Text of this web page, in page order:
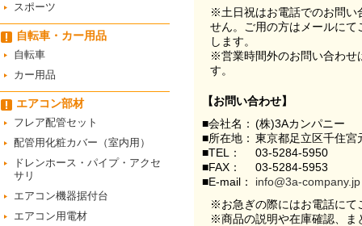
スポーツ
自転車・カー用品
自転車
カー用品
エアコン部材
フレア配管セット
配管用化粧カバー（室内用）
ドレンホース・パイプ・アクセ
サリ
エアコン機器据付台
エアコン用電材
※土日祝はお電話でのお問い
せん。ご用の方はメールに
します。
※営業時間外のお問い合わせ
す。
【お問い合わせ】
■会社名： (株)3Aカンパニー
■所在地： 東京都足立区千住
■TEL：
03-5284-5950
■FAX：
03-5284-5953
■E-mail：
info@3a-company.jp
※お急ぎの際にはお電話にて
※商品の説明や在庫確認、ま